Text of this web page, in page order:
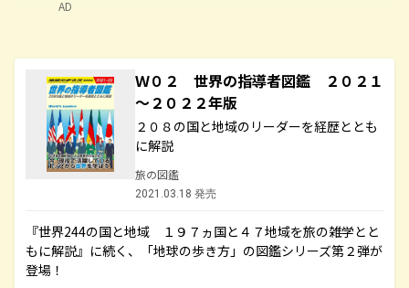
AD
Ｗ０２ 世界の指導者図鑑 ２０２１
～２０２２年版
２０８の国と地域のリーダーを経歴ととも
に解説
旅の図鑑
2021.03.18 発売
『世界244の国と地域 １９７ヵ国と４７地域を旅の雑学とと
もに解説』に続く、「地球の歩き方」の図鑑シリーズ第２弾が
登場！